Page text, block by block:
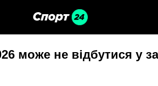
може не відбутися у